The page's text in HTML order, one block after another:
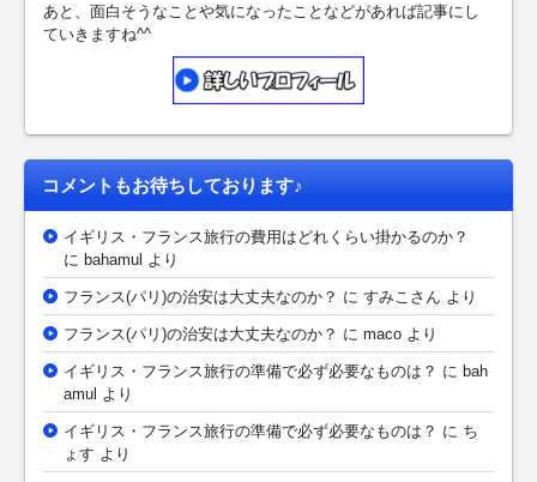
あと、面白そうなことや気になったことなどがあれば記事にし
ていきますね^^
コメントもお待ちしております♪
イギリス・フランス旅行の費用はどれくらい掛かるのか？
に bahamul より
フランス(パリ)の治安は大丈夫なのか？ に すみこさん より
フランス(パリ)の治安は大丈夫なのか？ に maco より
イギリス・フランス旅行の準備で必ず必要なものは？ に bah
amul より
イギリス・フランス旅行の準備で必ず必要なものは？ に ち
ょす より